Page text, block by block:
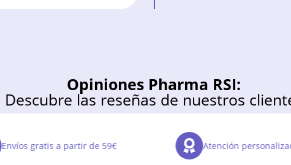
Opiniones Pharma RSI:
Descubre las reseñas de nuestros
Envíos gratis a partir de 59€ Atención